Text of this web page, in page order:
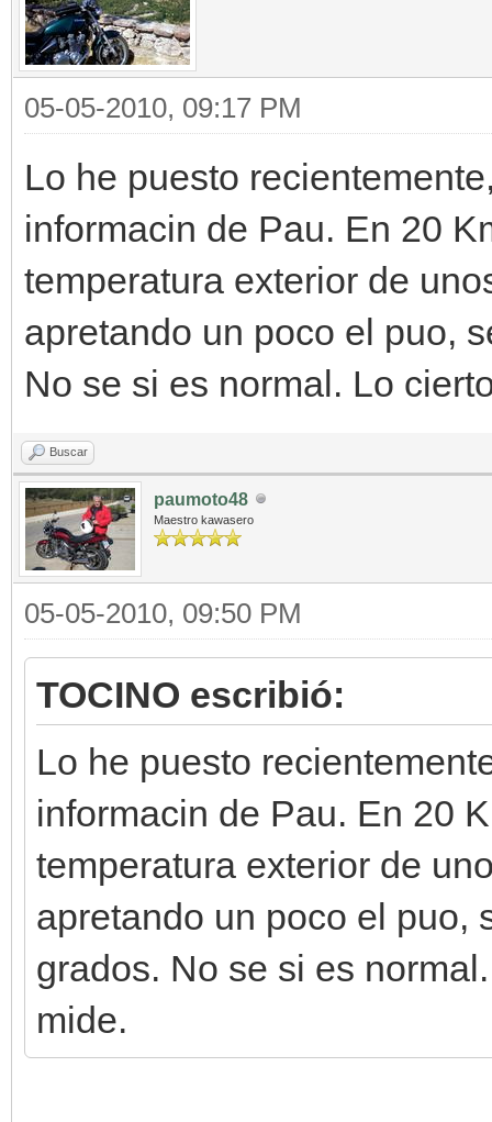
05-05-2010, 09:17 PM
Lo he puesto
informacin de Pau. En 20
temperatura exterior de
apretando un poco el puo,
No se si es normal. Lo
Buscar
paumoto48
Maestro kawasero
05-05-2010, 09:50 PM
TOCINO escribió:
Lo he puesto
informacin de Pau. En 20
temperatura exterior de
apretando un poco el puo,
grados. No se si es
mide.